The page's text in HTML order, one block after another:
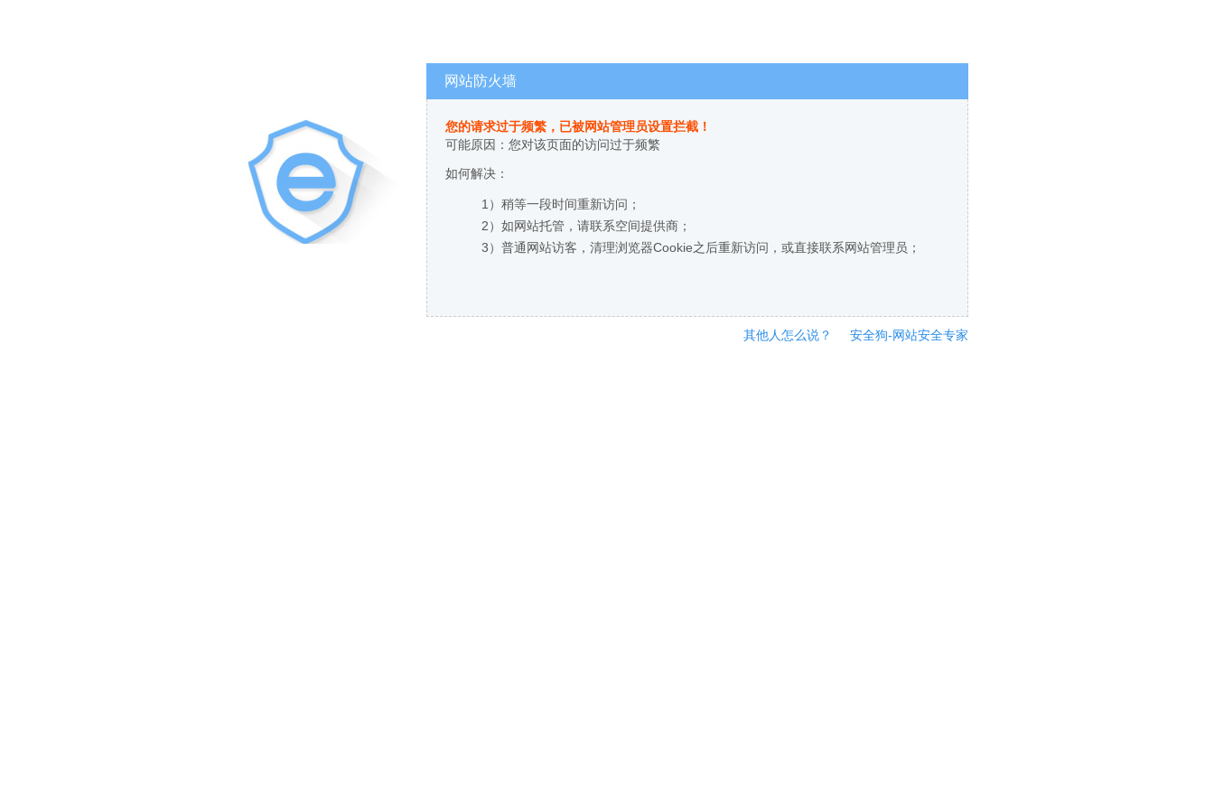
网站防火墙
您的请求过于频繁，已被网站管理员设置拦截！
可能原因：您对该页面的访问过于频繁
如何解决：
1）稍等一段时间重新访问；
2）如网站托管，请联系空间提供商；
3）普通网站访客，清理浏览器Cookie之后重新访问，或直接联系网站管理员；
其他人怎么说？ 安全狗-网站安全专家